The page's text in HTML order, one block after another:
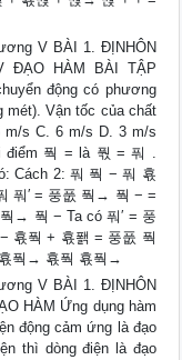
V BÀI 1. ĐỊNHÔN
ĐẠO HÀM BÀI TẬP
động có phương
mét). Vận tốc của chất
s C. 6 m/s D. 3 m/s
điểm 풕 = là 풗 = 풔 .
Cách 2: 풔 풕 − 풔 횫
풔′ = 풍풊 풕→ 풕 − =
→ 풕 − Ta có 풔′ = 풍
횫풕 + 횫퐭 = 풍풊 풕
풕→ 횫풕 횫풕→
V BÀI 1. ĐỊNHÔN
HÀM Ứng dụng hàm
động cảm ứng là đạo
thì dòng điện là đạo